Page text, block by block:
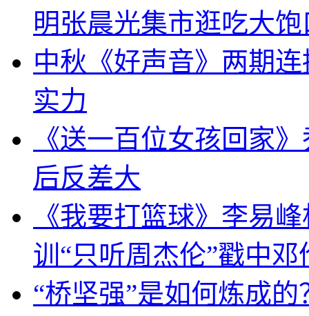
明张晨光集市逛吃大
中秋《好声音》两期
实力
《送一百位女孩回家
后反差大
《我要打篮球》李易
训“只听周杰伦”戳中邓
“桥坚强”是如何炼成